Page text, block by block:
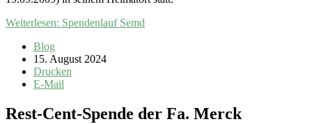
Weiterlesen: Spendenlauf Semd
Blog
15. August 2024
Drucken
E-Mail
Rest-Cent-Spende der Fa. Merck